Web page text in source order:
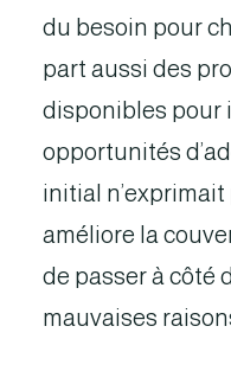
du besoin pour
part aussi des
disponibles pour
opportunités
initial
améliore la
de passer à côté
mauvaises